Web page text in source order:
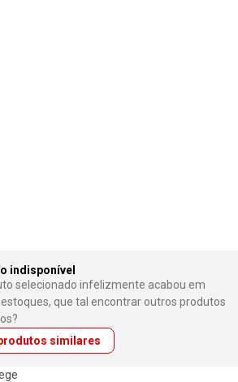
indisponível
selecionado infelizmente acabou em
que tal encontrar outros produtos
similares